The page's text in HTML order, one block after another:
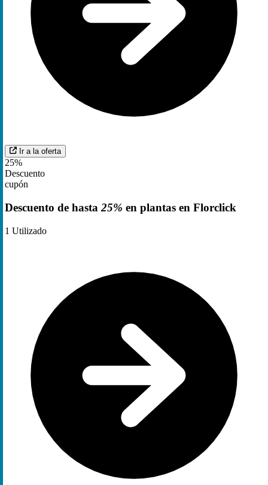
Ir a la oferta
25%
Descuento
cupón
Descuento de hasta 25% en plantas en Florclick
1 Utilizado